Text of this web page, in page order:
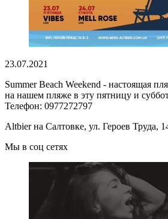
23.07.2021
Summer Beach Weekend - настоящая
на нашем пляже в эту пятницу и
Телефон: 0977272797
Altbier на Салтовке, ул. Героев Труда,
Мы в соц сетях